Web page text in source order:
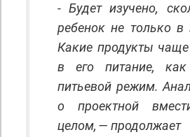
- Будет изучено,
ребенок не только
Какие продукты
в его питание, как
питьевой режим.
о проектной
целом, —